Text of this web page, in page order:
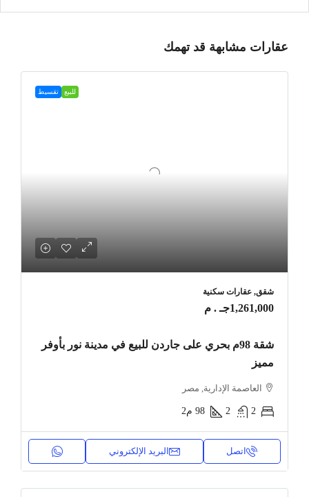
عقارات مشابهة قد تهمك
للبيع تقسيط
شقق, عقارات سكنية
1,261,000جـ . م
شقة 98م بحري على جاردن للبيع في مدينة نور بأوفر
مميز
العاصمة الإدارية, مصر
2
2
98 م2
اتصل البريد الإلكتروني